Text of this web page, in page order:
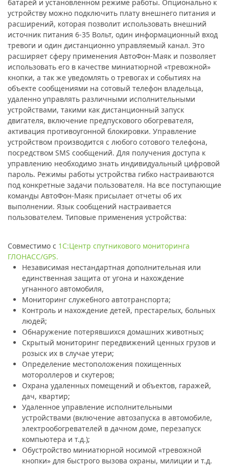
батарей и установленном режиме работы. Опционально к
устройству можно подключить плату внешнего питания и
расширений, которая позволит использовать внешний
источник питания 6-35 Вольт, один информационный вход
тревоги и один дистанционно управляемый канал. Это
расширяет сферу применения АвтоФон-Маяк и позволяет
использовать его в качестве миниатюрной «тревожной»
кнопки, а так же уведомлять о тревогах и событиях на
объекте сообщениями на сотовый телефон владельца,
удаленно управлять различными исполнительными
устройствами, такими как дистанционный запуск
двигателя, включение предпускового обогревателя,
активация противоугонной блокировки. Управление
устройством производится с любого сотового телефона,
посредством SMS сообщений. Для получения доступа к
управлению необходимо знать индивидуальный цифровой
пароль. Режимы работы устройства гибко настраиваются
под конкретные задачи пользователя. На все поступающие
команды АвтоФон-Маяк присылает отчеты об их
выполнении. Язык сообщений настраивается
пользователем. Типовые применения устройства:
Совместимо с 1С:Центр спутникового мониторинга
ГЛОНАСС/GPS.
Независимая нестандартная дополнительная или
единственная защита от угона и нахождение
угнанного автомобиля,
Мониторинг служебного автотранспорта;
Контроль и нахождение детей, престарелых, больных
людей;
Обнаружение потерявшихся домашних животных;
Скрытый мониторинг передвижений ценных грузов и
розыск их в случае утери;
Определение местоположения похищенных
мотороллеров и скутеров;
Охрана удаленных помещений и объектов, гаражей,
дач, квартир;
Удаленное управление исполнительными
устройствами (включение автозапуска в автомобиле,
электрообогревателей в дачном доме, перезапуск
компьютера и т.д.);
Обустройство миниатюрной носимой «тревожной
кнопки» для быстрого вызова охраны, милиции и т.д.